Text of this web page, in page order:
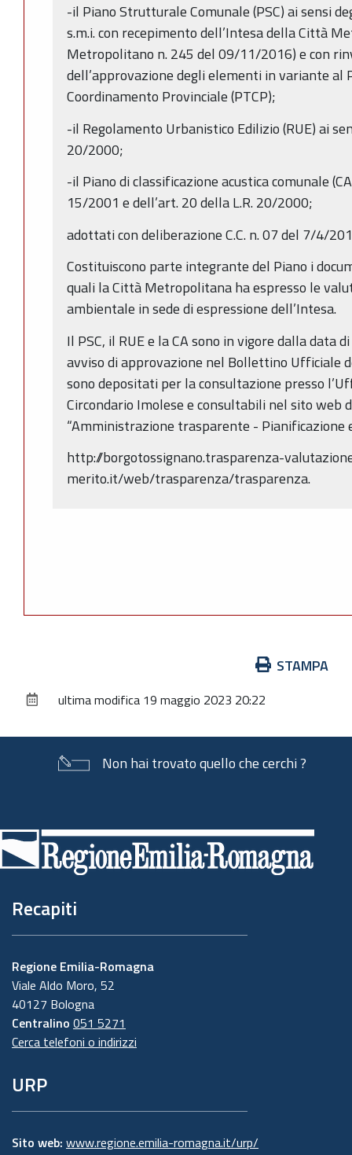
-il Piano Strutturale Comunale (PSC) ai sensi
s.m.i. con recepimento dell’Intesa della Città
Metropolitano n. 245 del 09/11/2016) e con
dell’approvazione degli elementi in variante al
Coordinamento Provinciale (PTCP);
-il Regolamento Urbanistico Edilizio (RUE) ai
20/2000;
-il Piano di classificazione acustica comunale
15/2001 e dell’art. 20 della L.R. 20/2000;
adottati con deliberazione C.C. n. 07 del 7/4/
Costituiscono parte integrante del Piano i
quali la Città Metropolitana ha espresso le
ambientale in sede di espressione dell’Intesa.
Il PSC, il RUE e la CA sono in vigore dalla data
avviso di approvazione nel Bollettino Ufficiale
sono depositati per la consultazione presso
Circondario Imolese e consultabili nel sito web
“Amministrazione trasparente - Pianificazione
http://borgotossignano.trasparenza-
merito.it/web/trasparenza/trasparenza.
documento
STAMPA
ultima modifica 19 maggio 2023 20:22
Non hai trovato quello che cerchi ?
di
pagina
Recapiti
Regione Emilia-Romagna
Viale Aldo Moro, 52
40127 Bologna
Centralino 051 5271
Cerca telefoni o indirizzi
URP
Sito web: www.regione.emilia-romagna.it/urp/